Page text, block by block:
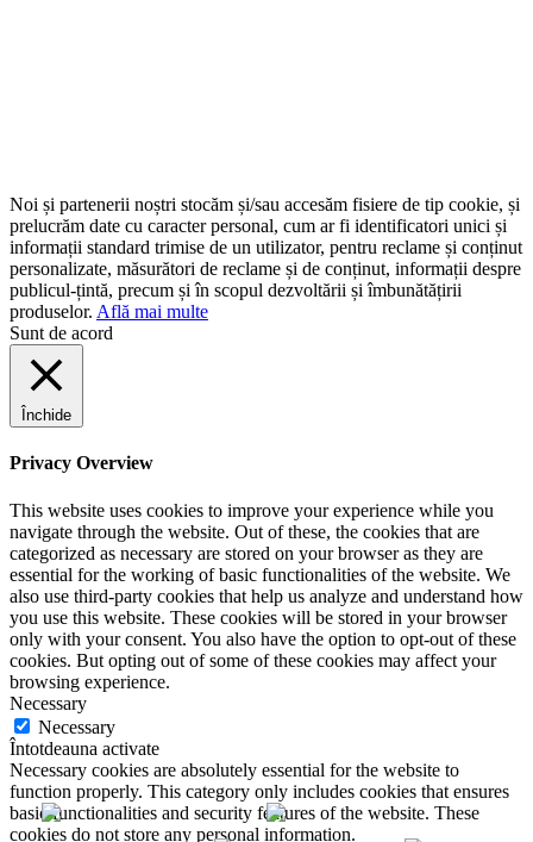
Noi și partenerii noștri stocăm și/sau accesăm fisiere de tip cookie, și
prelucrăm date cu caracter personal, cum ar fi identificatori unici și
informații standard trimise de un utilizator, pentru reclame și conținut
personalizate, măsurători de reclame și de conținut, informații despre
publicul-țintă, precum și în scopul dezvoltării și îmbunătățirii
produselor. Află mai multe
Sunt de acord
Închide
Privacy Overview
This website uses cookies to improve your experience while you
navigate through the website. Out of these, the cookies that are
categorized as necessary are stored on your browser as they are
essential for the working of basic functionalities of the website. We
also use third-party cookies that help us analyze and understand how
you use this website. These cookies will be stored in your browser
only with your consent. You also have the option to opt-out of these
cookies. But opting out of some of these cookies may affect your
browsing experience.
Necessary
Necessary
Întotdeauna activate
Necessary cookies are absolutely essential for the website to
function properly. This category only includes cookies that ensures
basic functionalities and security features of the website. These
cookies do not store any personal information.